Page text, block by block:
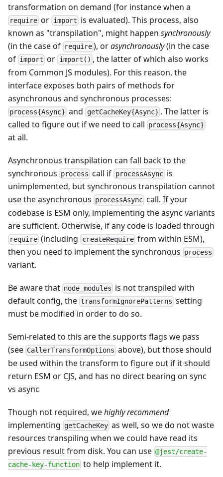
transformation on demand (for instance when a
require or import is evaluated). This process, also
known as "transpilation", might happen synchronously
(in the case of require ), orasynchronously(in the case
of import or import() , the latter of which also works
from Common JS modules). For this reason, the
interface exposes both pairs of methods for
asynchronous and synchronous processes:
process{Async} and getCacheKey{Async} . The latter is
called to figure out if we need to call process{Async}
at all.
Asynchronous transpilation can fall back to the
synchronous process call if processAsyncis
unimplemented, but synchronous transpilation cannot
use the asynchronous processAsync call. If your
codebase is ESM only, implementing the async variants
are sufficient. Otherwise, if any code is loaded through
require (including createRequirefrom within ESM),
then you need to implement the synchronous process
variant.
Be aware that node_modules is not transpiled with
default config, the transformIgnorePatterns setting
must be modified in order to do so.
Semi-related to this are the supports flags we pass
(see CallerTransformOptions above), but those should
be used within the transform to figure out if it should
return ESM or CJS, and has no direct bearing on sync
vs async
Though not required, wehighly recommend
implementing getCacheKey as well, so we do not waste
resources transpiling when we could have read its
previous result from disk. You can use @jest/create-
cache-key-function to help implement it.